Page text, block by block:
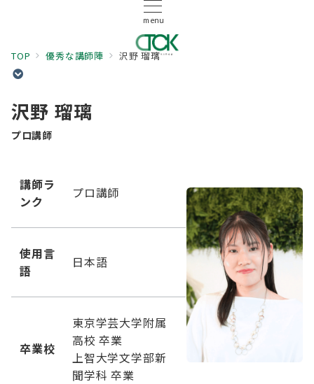
menu
TOP 優秀な講師陣 沢野 瑠璃
沢野 瑠璃
プロ講師
講師ラ
ンク
プロ講師
使用言
語
日本語
卒業校
東京学芸大学附属
高校 卒業
上智大学文学部新
聞学科 卒業